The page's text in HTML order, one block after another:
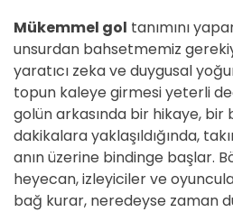
Mükemmel gol tanımını
unsurdan bahsetmemiz
yaratıcı zeka ve duygusal
topun kaleye girmesi yeterli
golün arkasında bir hikaye, bir
dakikalara yaklaşıldığında,
anın üzerine bindinge başlar.
heyecan, izleyiciler ve
bağ kurar, neredeyse zaman